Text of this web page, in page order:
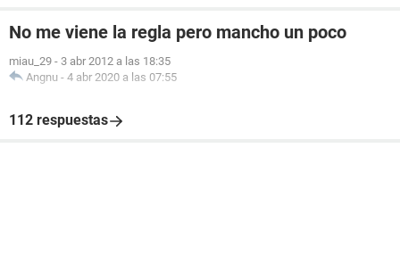
No me viene la regla pero mancho un poco
miau_29 - 3 abr 2012 a las 18:35
Angnu - 4 abr 2020 a las 07:55
112 respuestas